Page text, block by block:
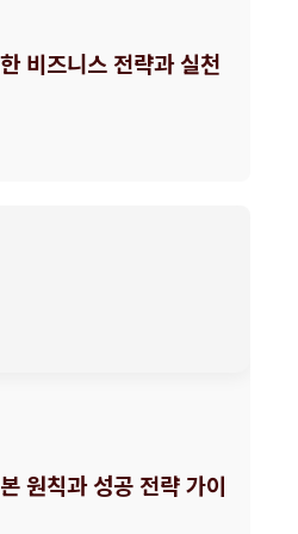
비즈니스 전략과 실천
원칙과 성공 전략 가이